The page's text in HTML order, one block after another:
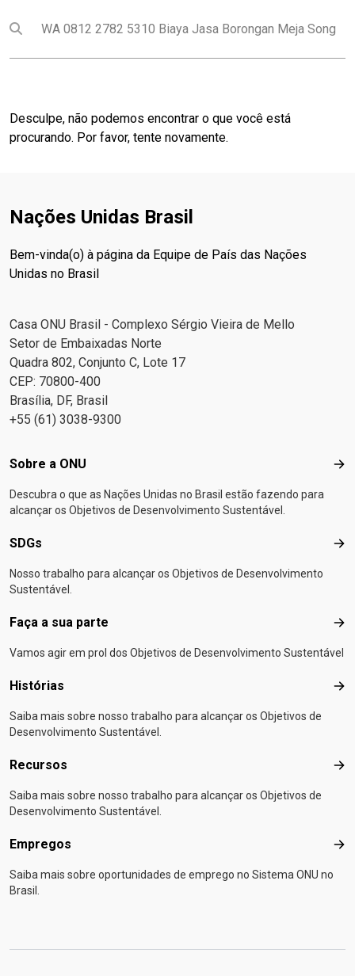
Submit search
Pesquisar
Desculpe, não podemos encontrar o que você está
procurando. Por favor, tente novamente.
Nações Unidas Brasil
Bem-vinda(o) à página da Equipe de País das Nações
Unidas no Brasil
Casa ONU Brasil - Complexo Sérgio Vieira de Mello
Setor de Embaixadas Norte
Quadra 802, Conjunto C, Lote 17
CEP: 70800-400
Brasília, DF, Brasil
+55 (61) 3038-9300
Footer menu
Sobre a ONU
Descubra o que as Nações Unidas no Brasil estão fazendo para
alcançar os Objetivos de Desenvolvimento Sustentável.
SDGs
Nosso trabalho para alcançar os Objetivos de Desenvolvimento
Sustentável.
Faça a sua parte
Vamos agir em prol dos Objetivos de Desenvolvimento Sustentável
Histórias
Saiba mais sobre nosso trabalho para alcançar os Objetivos de
Desenvolvimento Sustentável.
Recursos
Saiba mais sobre nosso trabalho para alcançar os Objetivos de
Desenvolvimento Sustentável.
Empregos
Saiba mais sobre oportunidades de emprego no Sistema ONU no
Brasil.